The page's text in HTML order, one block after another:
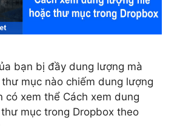
bạn bị đầy dung lượng mà
mục nào chiếm dung lượng
có xem thể Cách xem dung
mục trong Dropbox theo